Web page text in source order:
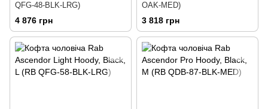
QFG-48-BLK-LRG)
4 876 грн
OAK-MED)
3 818 грн